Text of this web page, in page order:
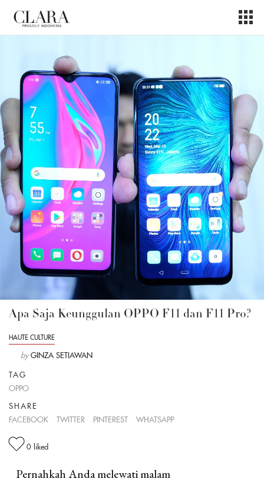
Apa Saja Keunggulan OPPO F11 dan F11 Pro?
HAUTE CULTURE
by GINZA SETIAWAN
TAG
OPPO
SHARE
FACEBOOK
TWITTER PINTEREST WHATSAPP
0 liked
Pernahkah Anda melewati malam